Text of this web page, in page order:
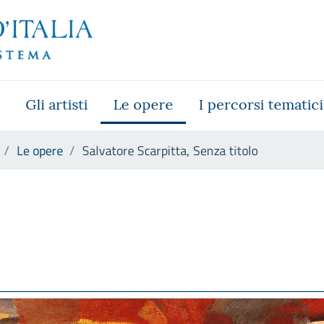
Gli artisti Le opere I percorsi tematici
Le opere Salvatore Scarpitta, Senza titolo